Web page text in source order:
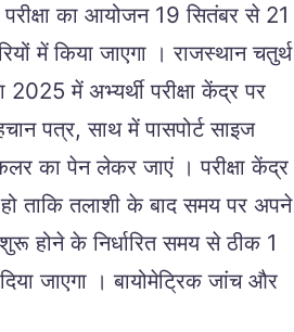
का आयोजन 19 सितंबर से 21
में किया जाएगा । राजस्थान चतुर्थ
2025 में अभ्यर्थी परीक्षा केंद्र पर
पत्र, साथ में पासपोर्ट साइज
का पेन लेकर जाएं । परीक्षा केंद्र
ताकि तलाशी के बाद समय पर अपने
होने के निर्धारित समय से ठीक 1
जाएगा । बायोमेट्रिक जांच और